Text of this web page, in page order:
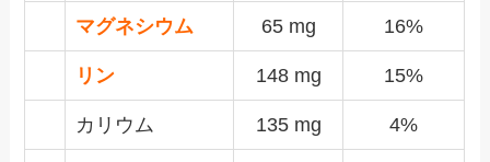
マグネシウム 65 mg 16%
リン 148 mg 15%
カリウム 135 mg 4%